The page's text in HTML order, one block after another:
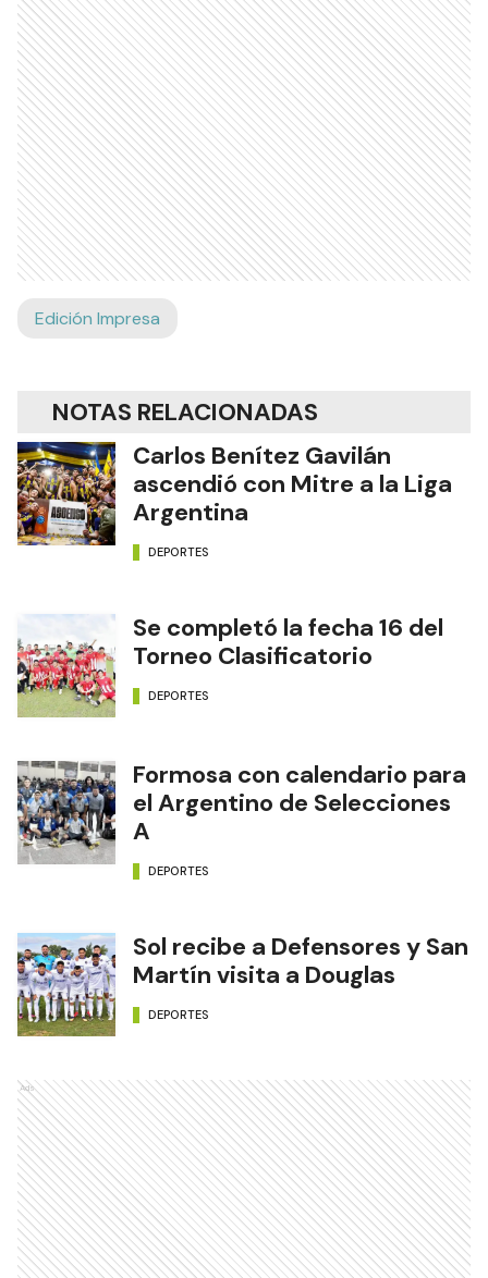
Edición Impresa
NOTAS RELACIONADAS
Carlos Benítez Gavilán
ascendió con Mitre a la Liga
Argentina
DEPORTES
Se completó la fecha 16 del
Torneo Clasificatorio
DEPORTES
Formosa con calendario para
el Argentino de Selecciones
A
DEPORTES
Sol recibe a Defensores y San
Martín visita a Douglas
DEPORTES
Ads